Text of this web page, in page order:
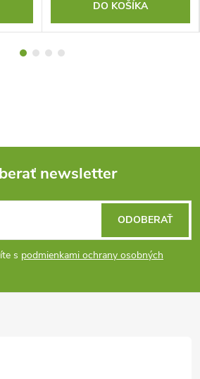
DO KOŠÍKA
newsletter
s podmienkami ochrany osobných
ODOBERAŤ